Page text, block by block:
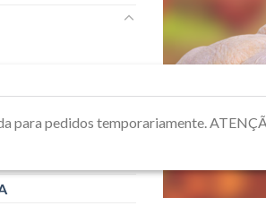
para pedidos temporariamente.